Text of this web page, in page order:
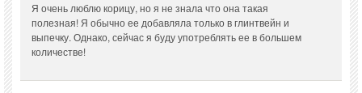
Я очень люблю корицу, но я не знала что она такая
полезная! Я обычно ее добавляла только в глинтвейн и
выпечку. Однако, сейчас я буду употреблять ее в большем
количестве!